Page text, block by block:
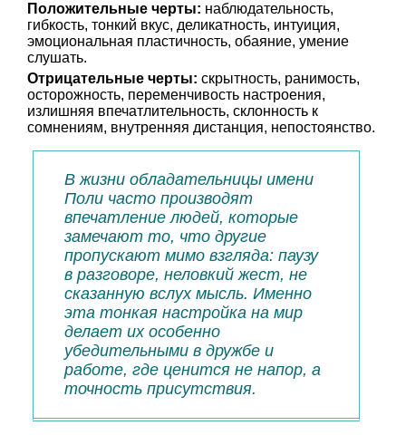
Положительные черты: наблюдательность,
гибкость, тонкий вкус, деликатность, интуиция,
эмоциональная пластичность, обаяние, умение
слушать.
Отрицательные черты: скрытность, ранимость,
осторожность, переменчивость настроения,
излишняя впечатлительность, склонность к
сомнениям, внутренняя дистанция, непостоянство.
В жизни обладательницы имени
Поли часто производят
впечатление людей, которые
замечают то, что другие
пропускают мимо взгляда: паузу
в разговоре, неловкий жест, не
сказанную вслух мысль. Именно
эта тонкая настройка на мир
делает их особенно
убедительными в дружбе и
работе, где ценится не напор, а
точность присутствия.